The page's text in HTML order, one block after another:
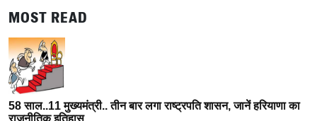
MOST READ
58 साल..11 मुख्यमंत्री.. तीन बार लगा राष्ट्रपति शासन, जानें हरियाणा का